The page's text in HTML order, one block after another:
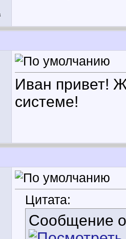
Иван привет!
системе!
Цитата:
Сообщение